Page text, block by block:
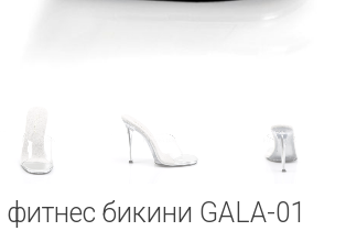
бикини GALA-01